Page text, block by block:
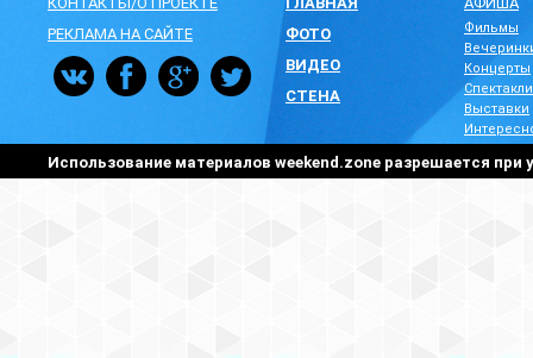
РЕКЛАМА НА САЙТЕ
ФОТО
ВИДЕО
СТЕНА
Фильмы
Концерты
Спектакли
Выставки
Использование материалов weekend.zone разрешается